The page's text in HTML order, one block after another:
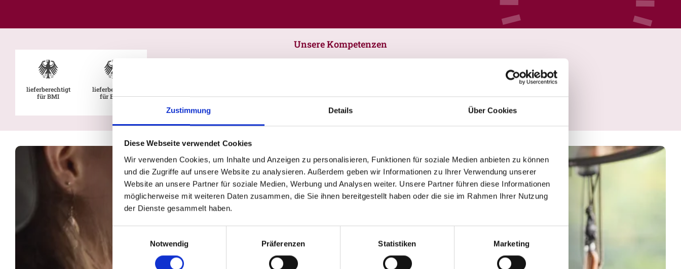
Zustimmung Details Über Cookies
Diese Webseite verwendet Cookies
Wir verwenden Cookies, um Inhalte und Anzeigen zu personalisieren, Funktionen für soziale Medien anbieten zu können
und die Zugriffe auf unsere Website zu analysieren. Außerdem geben wir Informationen zu Ihrer Verwendung unserer
Website an unsere Partner für soziale Medien, Werbung und Analysen weiter. Unsere Partner führen diese Informationen
möglicherweise mit weiteren Daten zusammen, die Sie ihnen bereitgestellt haben oder die sie im Rahmen Ihrer Nutzung
der Dienste gesammelt haben.
Notwendig
Präferenzen Statistiken Marketing
Unsere Kompetenzen
lieferberechtigt
für BMI
lieferberechtigt
für BMVg